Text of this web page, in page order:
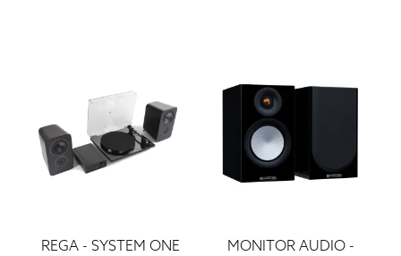
REGA- SYSTEM ONE
MONITOR AUDIO-